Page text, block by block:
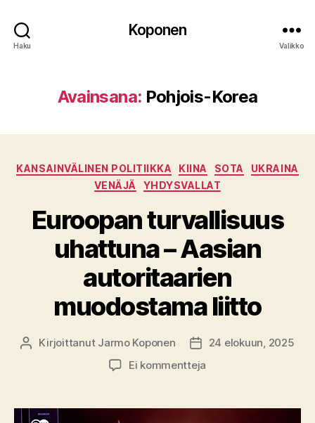
Haku
Koponen
Valikko
Avainsana: Pohjois-Korea
Kategoriat
KANSAINVÄLINEN POLITIIKKA KIINA SOTA
UKRAINA
VENÄJÄ
YHDYSVALLAT
Euroopan turvallisuus
uhattuna – Aasian
autoritaarien
muodostama liitto
Kirjoittaja
Kirjoittanut Jarmo Koponen Julkaisupäivämäärä
24 elokuun, 2025
Ei kommentteja
uhattuna